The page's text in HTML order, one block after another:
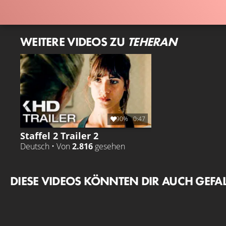
WEITERE VIDEOS ZU TEHERAN
90% 0:47
Staffel 2 Trailer 2
Deutsch • Von 2.816 gesehen
DIESE VIDEOS KÖNNTEN DIR AUCH